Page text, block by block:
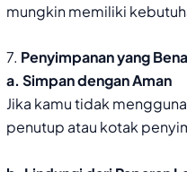
mungkin memiliki
7. Penyimpanan yang
a. Simpan dengan Aman
Jika kamu tidak
penutup atau kotak